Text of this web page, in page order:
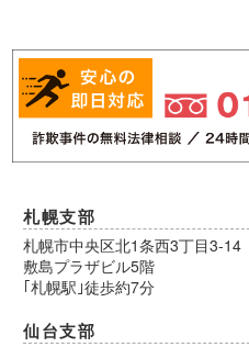
札幌支部
札幌市中央区北1条西3丁目3-14
敷島プラザビル5階
｢札幌駅｣徒歩約7分
仙台支部